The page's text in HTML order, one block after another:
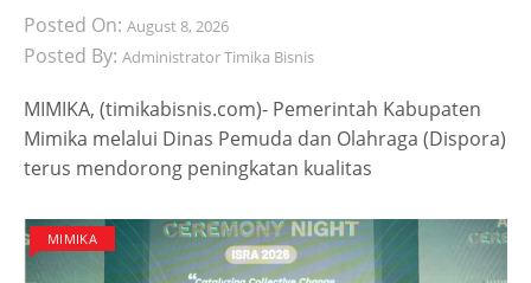
Posted On: August 8, 2026
Posted By: Administrator Timika Bisnis
MIMIKA, (timikabisnis.com)- Pemerintah Kabupaten
Mimika melalui Dinas Pemuda dan Olahraga (Dispora)
terus mendorong peningkatan kualitas
MIMIKA